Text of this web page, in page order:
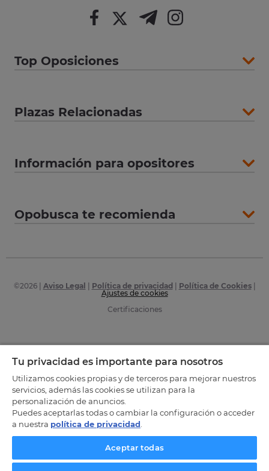
Top Oposiciones
Plazas Relacionadas
Información para opositores
Opobusca te recomienda
©2026| Aviso Legal Política de privacidad Política de Cookies|
Ajustes de cookies
Certificaciones
Tu privacidad es importante para nosotros
Utilizamos cookies propias y de terceros para mejorar nuestros
servicios, además las cookies se utilizan para la
personalización de anuncios.
Puedes aceptarlas todas o cambiar la configuración o acceder
a nuestra política de privacidad
Aceptar todas